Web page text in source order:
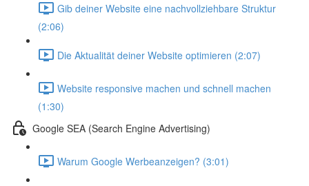
Gib deiner Website eine nachvollziehbare Struktur
(2:06)
Die Aktualität deiner Website optimieren (2:07)
Website responsive machen und schnell machen
(1:30)
Google SEA (Search Engine Advertising)
Warum Google Werbeanzeigen? (3:01)